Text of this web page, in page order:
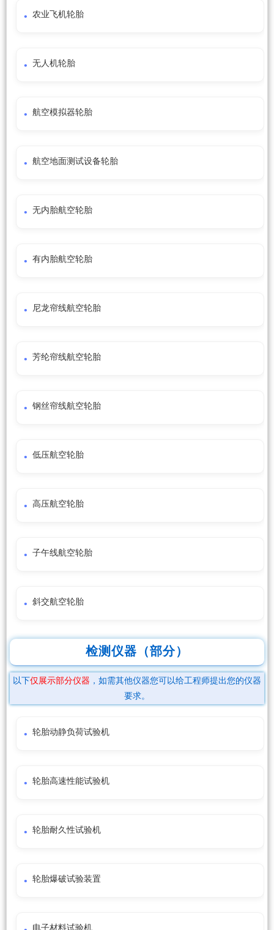
农业飞机轮胎
无人机轮胎
航空模拟器轮胎
航空地面测试设备轮胎
无内胎航空轮胎
有内胎航空轮胎
尼龙帘线航空轮胎
芳纶帘线航空轮胎
钢丝帘线航空轮胎
低压航空轮胎
高压航空轮胎
子午线航空轮胎
斜交航空轮胎
检测仪器（部分）
以下仅展示部分仪器 ，如需其他仪器您可以给工程师提出您的仪器
要求。
轮胎动静负荷试验机
轮胎高速性能试验机
轮胎耐久性试验机
轮胎爆破试验装置
电子材料试验机